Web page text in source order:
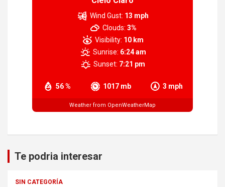
56 % 1017 mb 3 mph
Wind Gust: 13 mph
Clouds: 3%
Visibility: 10 km
Sunrise: 6:24 am
Sunset: 7:21 pm
Weather from OpenWeatherMap
Te podria interesar
SIN CATEGORÍA